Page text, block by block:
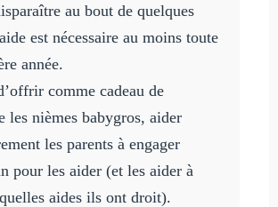
au bout de quelques
est nécessaire au moins toute
année.
comme cadeau de
les nièmes babygros, aider
les parents à engager
pour les aider (et les aider à
aides ils ont droit).